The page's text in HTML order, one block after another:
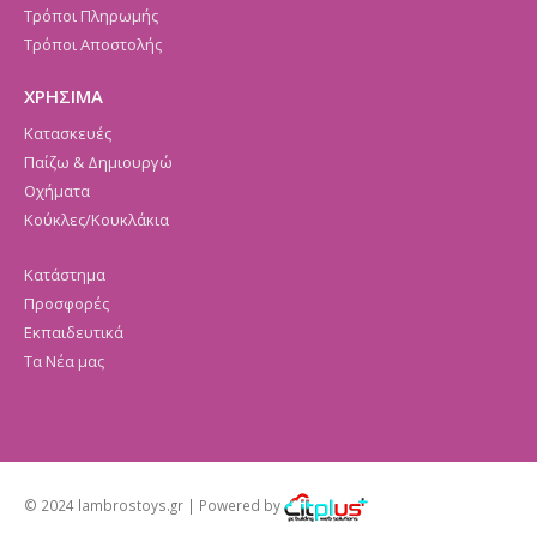
Τρόποι Πληρωμής
Τρόποι Αποστολής
ΧΡΗΣΙΜΑ
Κατασκευές
Παίζω & Δημιουργώ
Οχήματα
Κούκλες/Κουκλάκια
Κατάστημα
Προσφορές
Εκπαιδευτικά
Τα Νέα μας
© 2024 lambrostoys.gr | Powered by